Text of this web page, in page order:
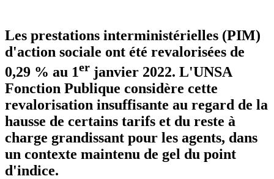
Les prestations interministérielles (PIM)
d'action sociale ont été revalorisées de
0,29 % au 1er janvier 2022. L'UNSA
Fonction Publique considère cette
revalorisation insuffisante au regard de la
hausse de cer­­tains tarifs et du reste à
charge gran­­dis­­sant pour les agents, dans
un contexte maintenu de gel du point
d'indice.